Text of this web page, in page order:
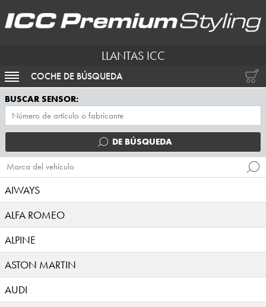
LLANTAS ICC
ACTIVAR NAVEGACIÓN
COCHE DE BÚSQUEDA
BUSCAR SENSOR:
DE BÚSQUEDA
Marca del vehículo
AIWAYS
ALFA ROMEO
ALPINE
ASTON MARTIN
AUDI